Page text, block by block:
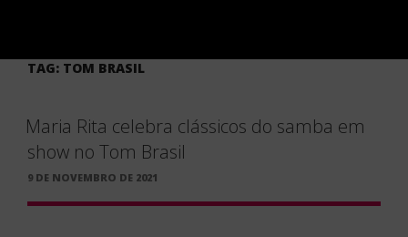
TAG: TOM BRASIL
Maria Rita celebra clássicos do samba em
show no Tom Brasil
PUBLICADO
9 DE NOVEMBRO DE 2021